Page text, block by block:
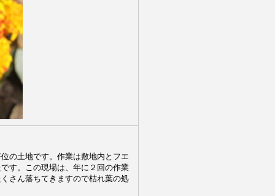
の土地です。作業は敷地内とフエ
す。この現場は、年に２回の作業
さん落ちてきますので枯れ葉の処